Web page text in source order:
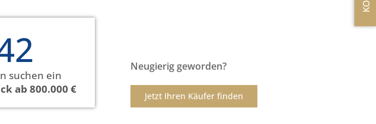
suchen ein
ab 800.000 €
Neugierig geworden?
Jetzt Ihren Käufer finden